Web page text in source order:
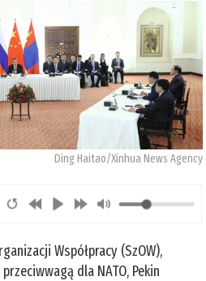
Ding Haitao/Xinhua News Agency
Współpracy (SzOW),
dla NATO, Pekin